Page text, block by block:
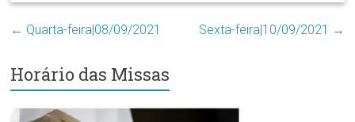
← Quarta-feira|08/09/2021 Sexta-feira|10/09/2021 →
Horário das Missas